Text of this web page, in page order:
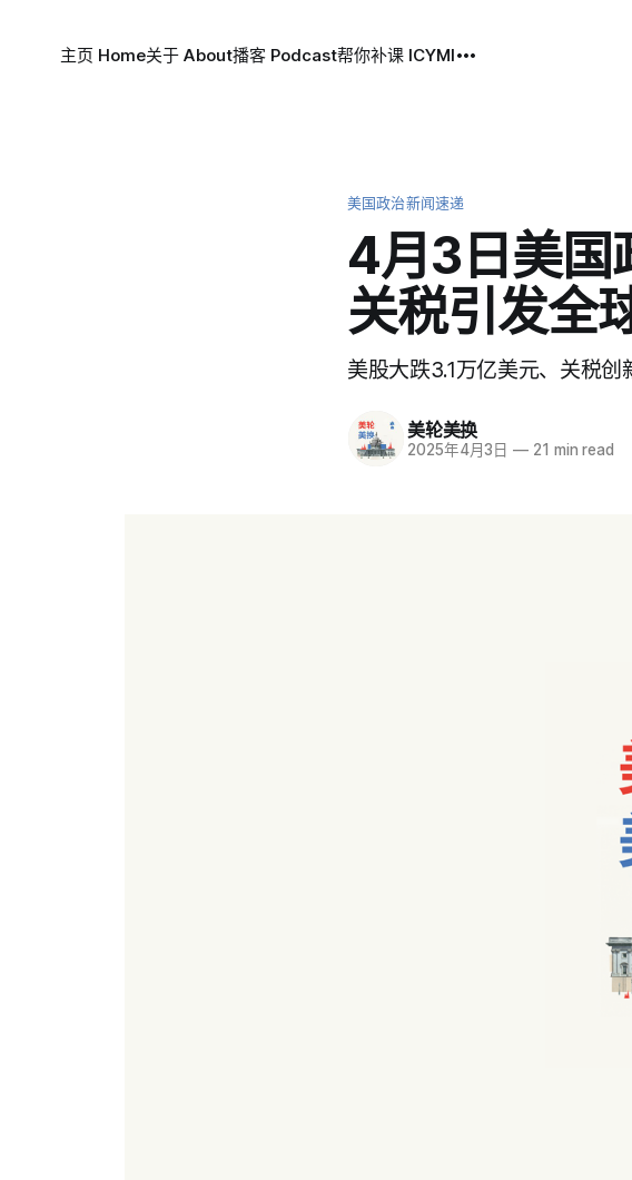
主页 Home关于 About播客 Podcast帮你补课 ICYMI
美国政治新闻速递
4月3日美国
关税引发全
美股大跌3.1万亿美元、关税
美轮美换
2025年4月3日 — 21 min read